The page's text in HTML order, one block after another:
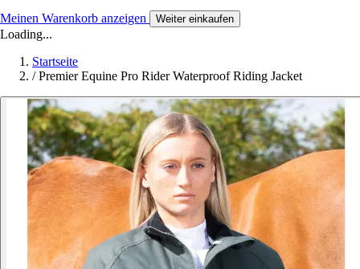
Meinen Warenkorb anzeigen Weiter einkaufen
Loading...
Startseite
/ Premier Equine Pro Rider Waterproof Riding Jacket